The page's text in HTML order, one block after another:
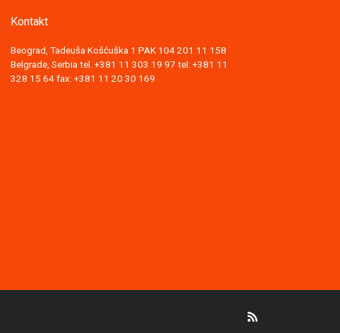
Kontakt
Beograd, Tadeuša Košćuška 1 PAK 104 201 11 158
Belgrade, Serbia tel. +381 11 303 19 97 tel: +381 11
328 15 64 fax: +381 11 20 30 169